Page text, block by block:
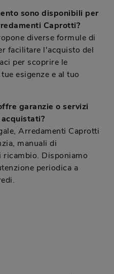
sono disponibili per
Caprotti?
diverse formule di
facilitare l'acquisto del
per scoprire le
esigenze e al tuo
garanzie o servizi
Arredamenti Caprotti
manuali di
ricambio. Disponiamo
periodica a